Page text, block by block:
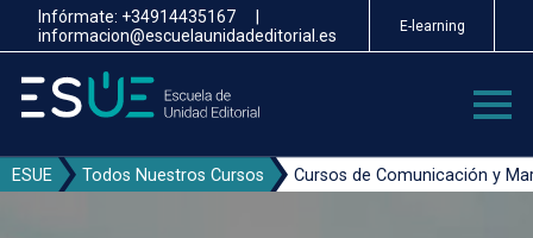
Pasar
contenido
principal
Infórmate: +34914435167
|
informacion@escuelaunidadeditorial.es
E-learning
ESUE Todos Nuestros Cursos Cursos de Comunicación y